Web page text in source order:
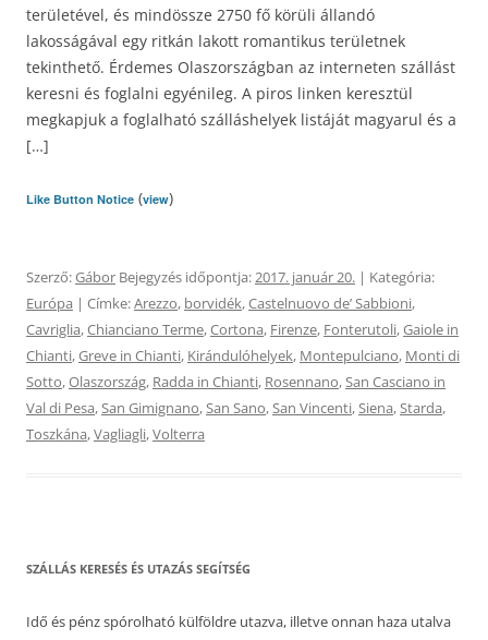
területével, és mindössze 2750 fő körüli állandó
lakosságával egy ritkán lakott romantikus területnek
tekinthető. Érdemes Olaszországban az interneten szállást
keresni és foglalni egyénileg. A piros linken keresztül
megkapjuk a foglalható szálláshelyek listáját magyarul és a
[…]
Like Button Notice (view)
Szerző:Gábor Bejegyzés időpontja:2017. január 20. | Kategória:
Európa | Címke:Arezzo, borvidék,Castelnuovo deʼ Sabbioni,
Cavriglia,Chianciano Terme,Cortona, Firenze, Fonterutoli,Gaiole in
Chianti,Greve in Chianti, Kirándulóhelyek, Montepulciano, Monti di
Sotto,Olaszország, Radda in Chianti, Rosennano,San Casciano in
Val di Pesa,San Gimignano,San Sano,San Vincenti,Siena,Starda,
Toszkána,Vagliagli,Volterra
SZÁLLÁS KERESÉS ÉS UTAZÁS SEGÍTSÉG
Idő és pénz spórolható külföldre utazva, illetve onnan haza utalva